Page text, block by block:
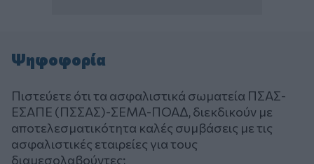
Ψηφοφορία
Πιστεύετε ότι τα ασφαλιστικά σωματεία ΠΣΑΣ-
ΕΣΑΠΕ (ΠΣΣΑΣ)-ΣΕΜΑ-ΠΟΑΔ, διεκδικούν με
αποτελεσματικότητα καλές συμβάσεις με τις
ασφαλιστικές εταιρείες για τους
διαμεσολαβούντες;